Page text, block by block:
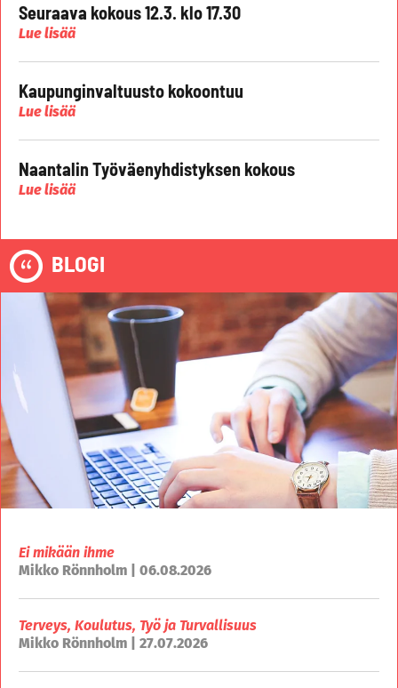
Seuraava kokous 12.3. klo 17.30
Lue lisää
Kaupunginvaltuusto kokoontuu
Lue lisää
Naantalin Työväenyhdistyksen kokous
Lue lisää
BLOGI
Ei mikään ihme
Mikko Rönnholm | 06.08.2026
Terveys, Koulutus, Työ ja Turvallisuus
Mikko Rönnholm | 27.07.2026